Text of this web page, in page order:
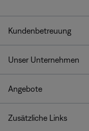
Kundenbetreuung
Unser Unternehmen
Angebote
Zusätzliche Links